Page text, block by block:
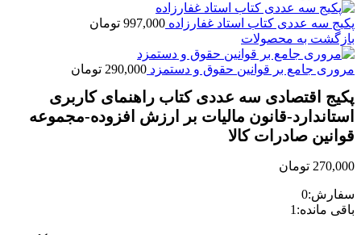
پکیج سه عددی کتاب استاد غفارزاده 997,000 تومان
بازگشت به محصولات
مروری جامع بر قوانین حقوق و دستمزد 290,000 تومان
پکیج اقتصادی سه عددی کتاب راهنمای کاربری
استاندارد-قانون مالیات بر ارزش افزوده-مجموعه
قوانین صادرات کالا
270,000 تومان
سفارش:0
باقی مانده: 1